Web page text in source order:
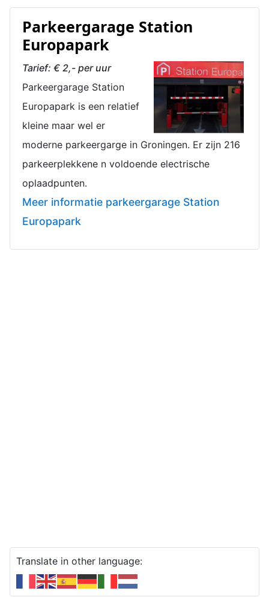
Parkeergarage Station
Europapark
Tarief: € 2,- per uur
Parkeergarage Station
Europapark is een relatief
kleine maar wel er
moderne parkeergarge in Groningen. Er zijn 216
parkeerplekkene n voldoende electrische
oplaadpunten.
Meer informatie parkeergarage Station
Europapark
Translate in other language: